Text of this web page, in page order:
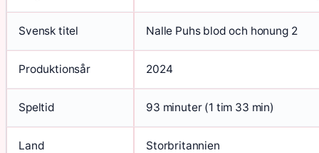
Svensk titel Nalle Puhs blod och honung 2
Produktionsår 2024
Speltid 93 minuter (1 tim 33 min)
Land Storbritannien